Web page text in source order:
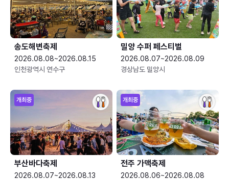
송도해변축제
2026.08.08~2026.08.15
인천광역시 연수구
밀양 수퍼 페스티벌
2026.08.07~2026.08.09
경상남도 밀양시
개최중
부산바다축제
2026.08.07~2026.08.13
개최중
전주 가맥축제
2026.08.06~2026.08.08